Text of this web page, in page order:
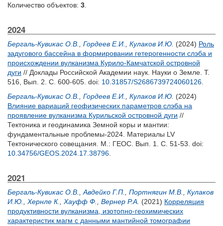
Количество объектов: 3
2024
Бергаль-Кувикас О.В. Гордеев Е.И. Кулаков И.Ю. (2024) Роль
задугового бассейна в формировании гетерогенности слэба и
происхождении вулканизма Курило-Камчатской островной
дуги // Доклады Российской Академии наук. Науки о Земле. Т.
516, Вып. 2. С. 600-605. doi: 10.31857/S2686739724060126
Бергаль-Кувикас О.В.
Гордеев Е.И. Кулаков И.Ю. (2024)
Влияние вариаций геофизических параметров слэба на
проявление вулканизма Курильской островной дуги //
Тектоника и геодинамика Земной коры и мантии:
фундаментальные проблемы-2024. Материалы LV
Тектонического совещания. М.: ГЕОС. Вып. 1. С. 51-53. doi:
10.34756/GEOS.2024.17.38796
2021
Бергаль-Кувикас О.В. Авдейко Г.П. Портнягин М.В.
Кулаков
И.Ю.
Хернле К. Хауфф Ф. Вернер Р.А. (2021) Корреляция
продуктивности вулканизма, изотопно-геохимических
характеристик магм с данными мантийной томографии